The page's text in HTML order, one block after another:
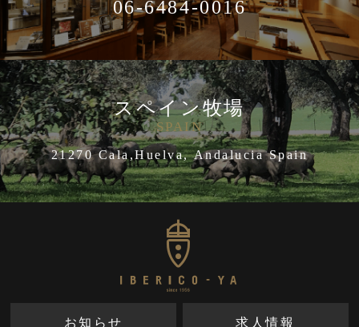
06-6484-0016
スペイン牧場
SPAIN
21270 Cala,Huelva, Andalucia Spain
お知らせ 求人情報